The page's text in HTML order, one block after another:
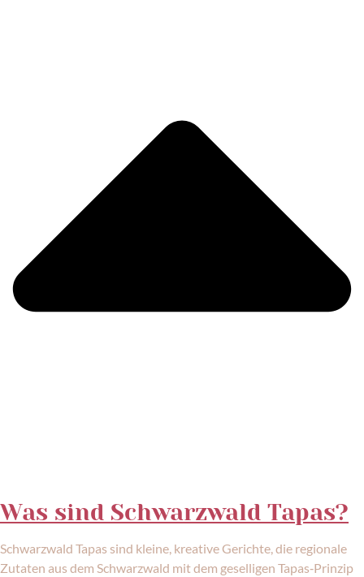
Was sind Schwarzwald Tapas?
Schwarzwald Tapas sind kleine, kreative Gerichte, die regionale
Zutaten aus dem Schwarzwald mit dem geselligen Tapas‑Prinzip